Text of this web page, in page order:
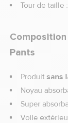
Tour de taille
Pants
Produit sans
Noyau
Super
Voile